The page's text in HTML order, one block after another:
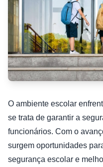
O ambiente escolar
se trata de garantir a
funcionários. Com o
surgem oportunidades
segurança escolar e